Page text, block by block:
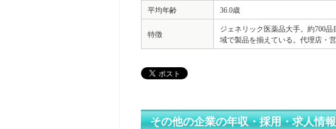
平均年齢 36.0歳
特徴
ジェネリック医薬品大手。約700
域で製品を揃えている。代理店・
その他の企業の年収・採用・求人情報